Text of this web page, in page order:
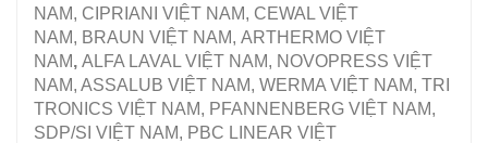
NAM, CIPRIANI VIỆT NAM, CEWAL VIỆT
NAM, BRAUN VIỆT NAM, ARTHERMO VIỆT
NAM, ALFA LAVAL VIỆT NAM, NOVOPRESS VIỆT
NAM, ASSALUB VIỆT NAM, WERMA VIỆT NAM, TRI
TRONICS VIỆT NAM, PFANNENBERG VIỆT NAM,
SDP/SI VIỆT NAM, PBC LINEAR VIỆT